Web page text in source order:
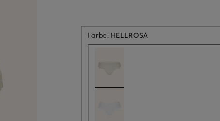
Farbe: HELLROSA